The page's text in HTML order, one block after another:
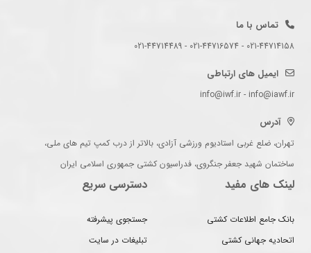
تماس با ما
021-44714158 - 021-44716574 - 021-44714489
ایمیل های ارتباطی
info@iwf.ir - info@iawf.ir
آدرس
تهران، ضلع غربی استادیوم ورزشی آزادی، بالاتر از درب کمپ تیم های ملی،
ساختمان شهید جعفر جنگروی، فدراسیون کشتی جمهوری اسلامی ایران
لینک های مفید
بانک جامع اطلاعات کشتی
اتحادیه جهانی کشتی
دسترسی سریع
جستجوی پیشرفته
تبلیغات در سایت